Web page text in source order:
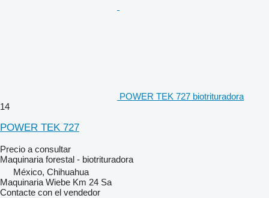
POWER TEK 727 biotrituradora
14
POWER TEK 727
Precio a consultar
Maquinaria forestal - biotrituradora
México, Chihuahua
Maquinaria Wiebe Km 24 Sa
Contacte con el vendedor